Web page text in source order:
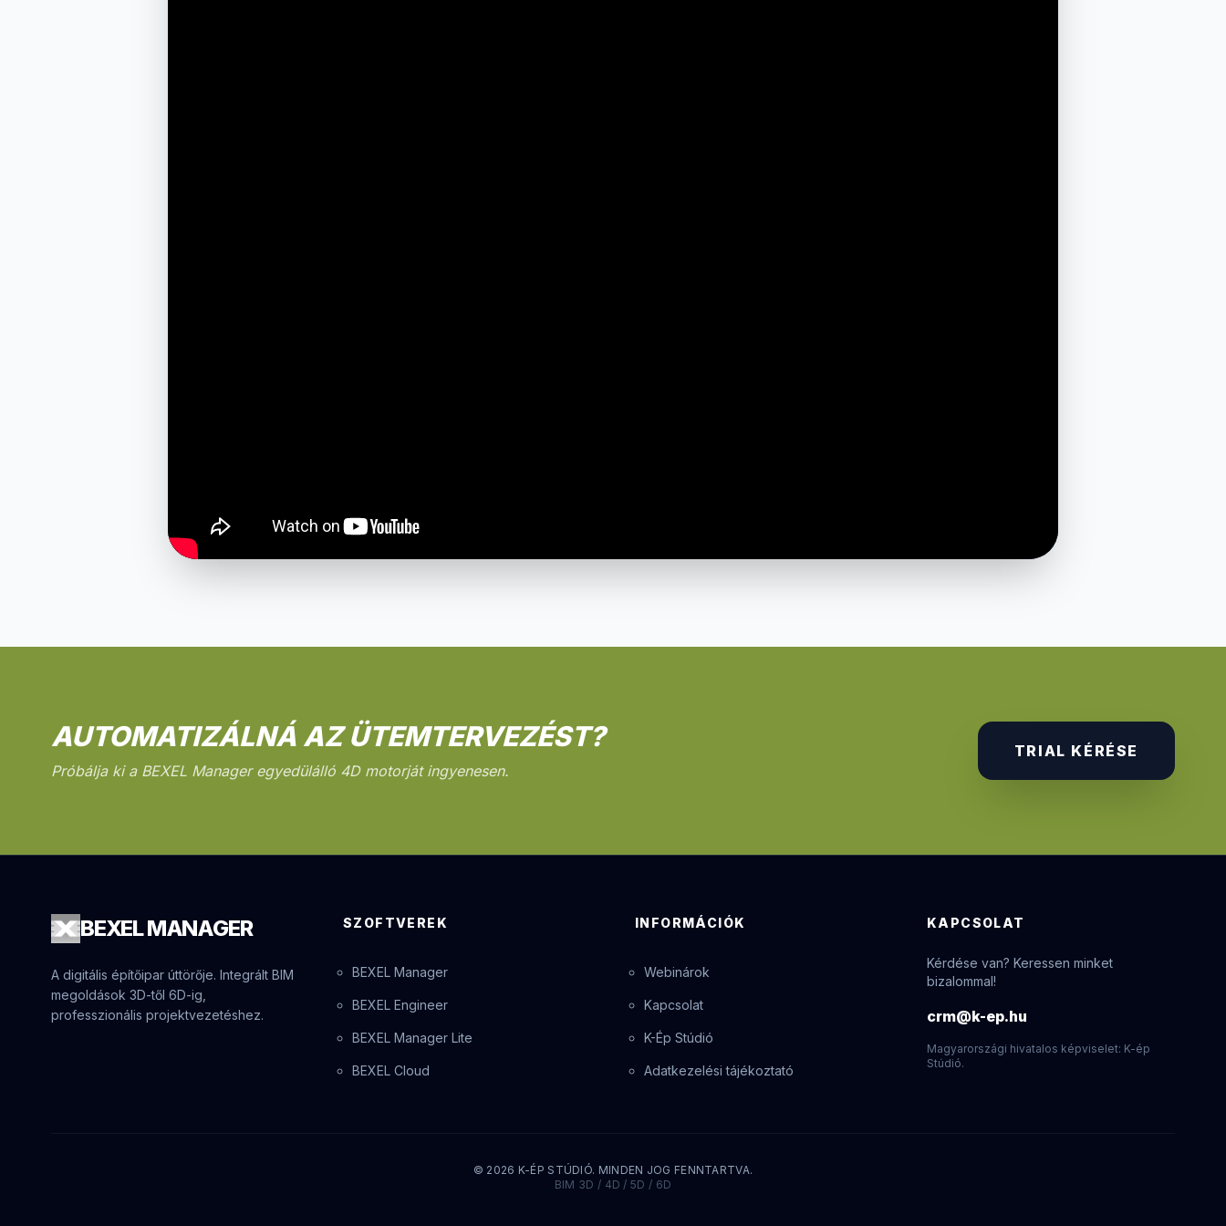
AUTOMATIZÁLNÁ AZ ÜTEMTERVEZÉST?
Próbálja ki a BEXEL Manager egyedülálló 4D motorját ingyenesen.
TRIAL KÉRÉSE
BEXELMANAGER
A digitális építőipar úttörője. Integrált BIM
megoldások 3D-től 6D-ig,
professzionális projektvezetéshez.
SZOFTVEREK
BEXEL Manager
BEXEL Engineer
BEXEL Manager Lite
BEXEL Cloud
INFORMÁCIÓK
Webinárok
Kapcsolat
K-Ép Stúdió
Adatkezelési tájékoztató
KAPCSOLAT
Kérdése van? Keressen minket
bizalommal!
crm@k-ep.hu
Magyarországi hivatalos képviselet: K-ép
Stúdió.
© 2026 K-ÉP STÚDIÓ. MINDEN JOG FENNTARTVA.
BIM 3D / 4D / 5D / 6D